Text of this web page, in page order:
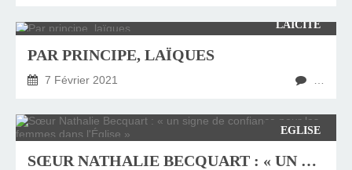
LAÏCITÉ
PAR PRINCIPE, LAÏQUES
7 Février 2021
EGLISE
SŒUR NATHALIE BECQUART : « UN SIGNE DE CONFIANCE POUR LES FEMMES DANS L'ÉGLISE »